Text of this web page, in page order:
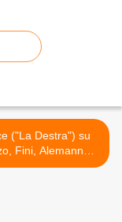
("La Destra") su
Fini, Alemanno e
Bersani. >